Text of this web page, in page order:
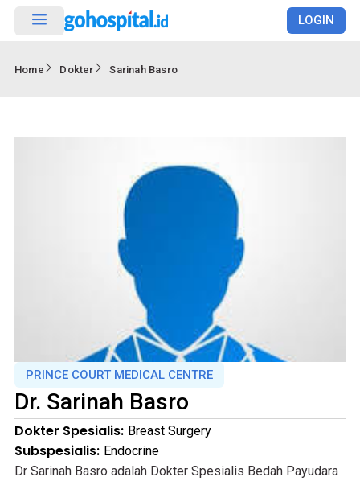
LOGIN
Home Dokter Sarinah Basro
PRINCE COURT MEDICAL CENTRE
Dr. Sarinah Basro
Dokter Spesialis: Breast Surgery
Subspesialis: Endocrine
Dr Sarinah Basro adalah Dokter Spesialis Bedah Payudara